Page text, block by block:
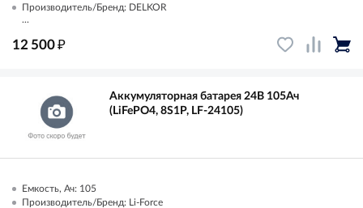
Производитель/Бренд: DELKOR
...
12 500₽
Аккумуляторная батарея 24В 105Ач
(LiFePO4, 8S1P, LF-24105)
Емкость, Ач: 105
Производитель/Бренд: Li-Force